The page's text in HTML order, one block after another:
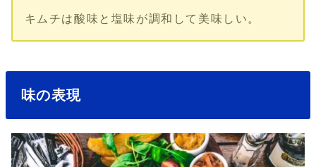
キムチは酸味と塩味が調和して美味しい。
味の表現